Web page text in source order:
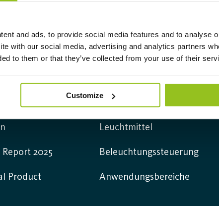
and ads, to provide social media features and to analyse
with our social media, advertising and analytics partners
to them or that they’ve collected from your use of their
Customize
2025
Product
Leuchtmittel
Beleuchtungssteuerung
Anwendungsbereiche